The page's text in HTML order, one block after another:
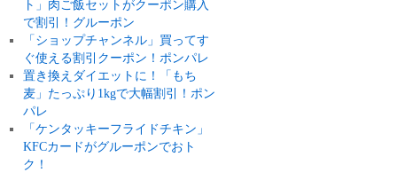
ト」肉ご飯セットがクーポン購入
で割引！グルーポン
「ショップチャンネル」買ってす
ぐ使える割引クーポン！ポンパレ
置き換えダイエットに！「もち
麦」たっぷり1kgで大幅割引！ポン
パレ
「ケンタッキーフライドチキン」
KFCカードがグルーポンでおト
ク！